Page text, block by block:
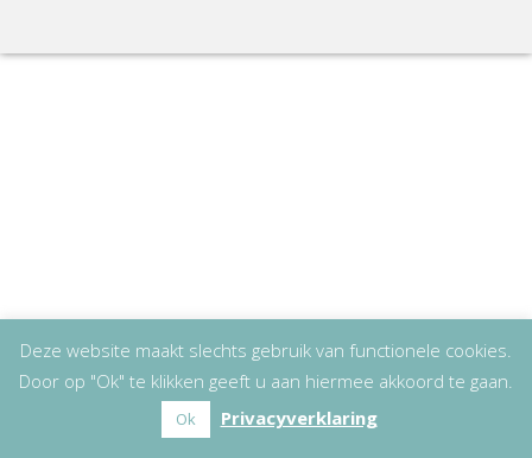
Deze website maakt slechts gebruik van functionele cookies.
Door op "Ok" te klikken geeft u aan hiermee akkoord te gaan.
Ok Privacyverklaring